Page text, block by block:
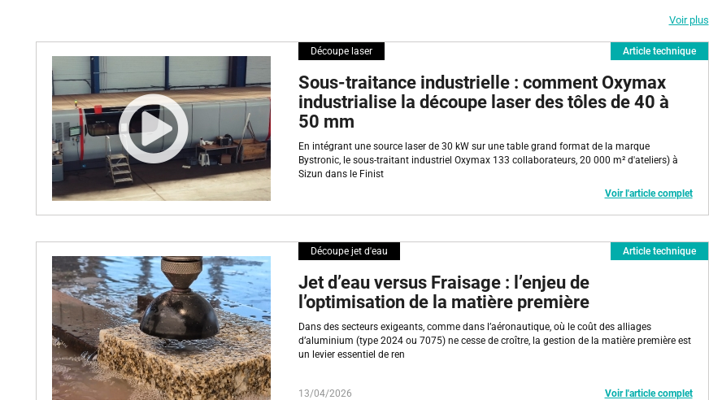
cette plate-forme d'articles
répondre.
Toutes nos publications articles et vidéos sont labellisés «article technique», garantissant au lecteur la qualité technique de l'information.
Des communications d'entreprises sont également publiés, sans contrôle de Metal Interface, et portent la mention «Communiqué de presse».
Voir plus
Découpe laser Article technique
Sous-traitance industrielle : comment Oxymax
industrialise la découpe laser des tôles de 40 à
50 mm
En intégrant une source laser de 30 kW sur une table grand format de la marque
Bystronic, le sous-traitant industriel Oxymax 133 collaborateurs, 20 000 m² d'ateliers) à
Sizun dans le Finist
Voir l'article complet
Découpe jet d'eau Article technique
Jet d’eau versus Fraisage : l’enjeu de
l’optimisation de la matière première
Dans des secteurs exigeants, comme dans l’aéronautique, où le coût des alliages
d’aluminium (type 2024 ou 7075) ne cesse de croître, la gestion de la matière première est
un levier essentiel de ren
13/04/2026 Voir l'article complet